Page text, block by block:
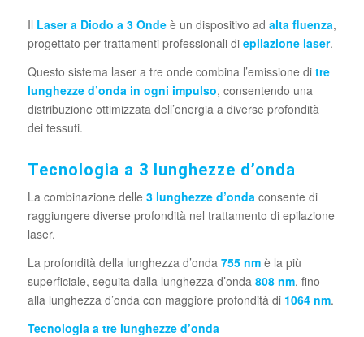
Il Laser a Diodo a 3 Ondeè un dispositivo ad alta fluenza,
progettato per trattamenti professionali di epilazione laser.
Questo sistema laser a tre onde combina l’emissione di tre
lunghezze d’onda in ogni impulso, consentendo una
distribuzione ottimizzata dell’energia a diverse profondità
dei tessuti.
Tecnologia a 3 lunghezze d’onda
La combinazione delle 3 lunghezze d’ondaconsente di
raggiungere diverse profondità nel trattamento di epilazione
laser.
La profondità della lunghezza d’onda 755 nmè la più
superficiale, seguita dalla lunghezza d’onda 808 nm, fino
alla lunghezza d’onda con maggiore profondità di 1064 nm.
Tecnologia a tre lunghezze d’onda